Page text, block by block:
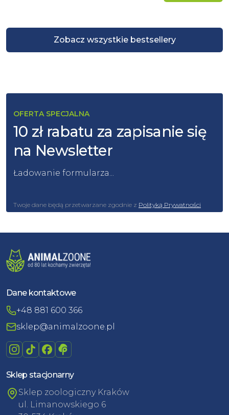
Zobacz wszystkie bestsellery
OFERTA SPECJALNA
10 zł rabatu za zapisanie się
na Newsletter
Ładowanie formularza...
Twoje dane będą przetwarzane zgodnie z Polityką Prywatności
Dane kontaktowe
+48 881 600 366
sklep@animalzoone.pl
Sklep stacjonarny
Sklep zoologiczny Kraków
ul. Limanowskiego 6